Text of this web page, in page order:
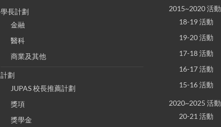
學長計劃
金融
醫科
商業及其他
計劃
JUPAS 校長推薦計劃
獎項
獎學金
2015~2020 活動
18-19 活動
19-20 活動
17-18 活動
16-17 活動
15-16 活動
2020~2025 活動
20-21 活動